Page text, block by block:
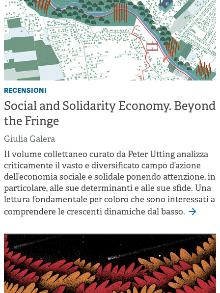
recensioni
Social and Solidarity Economy. Beyond
the Fringe
Giulia Galera
Il volume collettaneo curato da Peter Utting analizza
criticamente il vasto e diversificato campo d’azione
dell’economia sociale e solidale ponendo attenzione, in
particolare, alle sue determinanti e alle sue sfide. Una
lettura fondamentale per coloro che sono interessati a
comprendere le crescenti dinamiche dal basso.